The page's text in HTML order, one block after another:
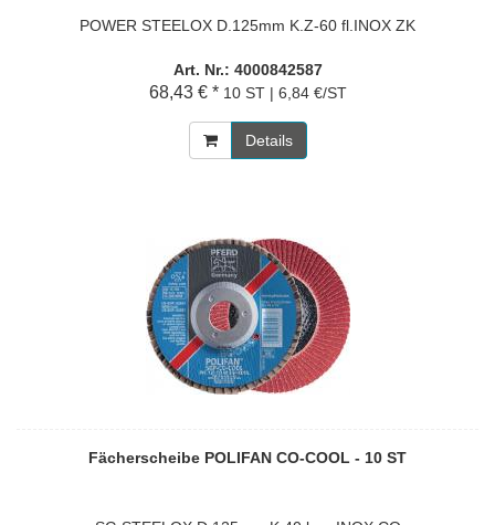
POWER STEELOX D.125mm K.Z-60 fl.INOX ZK
Art. Nr.: 4000842587
68,43 € * 10 ST | 6,84 €/ST
Details
Fächerscheibe POLIFAN CO-COOL - 10 ST